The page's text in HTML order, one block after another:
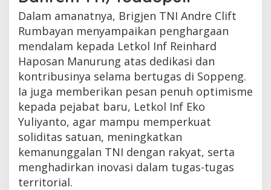
Dalam amanatnya, Brigjen TNI Andre Clift
Rumbayan menyampaikan penghargaan
mendalam kepada Letkol Inf Reinhard
Haposan Manurung atas dedikasi dan
kontribusinya selama bertugas di Soppeng.
Ia juga memberikan pesan penuh optimisme
kepada pejabat baru, Letkol Inf Eko
Yuliyanto, agar mampu memperkuat
soliditas satuan, meningkatkan
kemanunggalan TNI dengan rakyat, serta
menghadirkan inovasi dalam tugas-tugas
territorial.